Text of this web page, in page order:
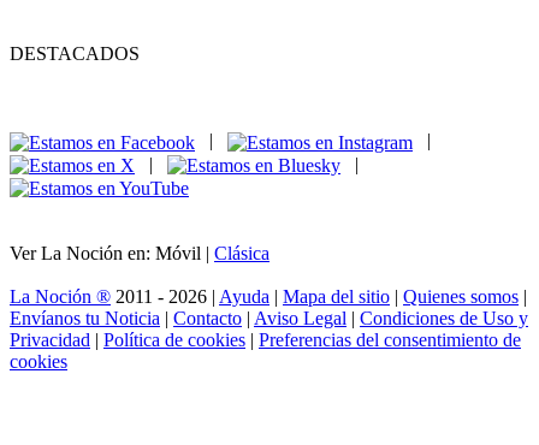
DESTACADOS
|
|
Ver La Noción en: Móvil | Clásica
La Noción ® 2011 - 2026 | Ayuda | Mapa del sitio | Quienes somos |
Envíanos tu Noticia | Contacto | Aviso Legal | Condiciones de Uso y
Privacidad | Política de cookies | Preferencias del consentimiento de
cookies